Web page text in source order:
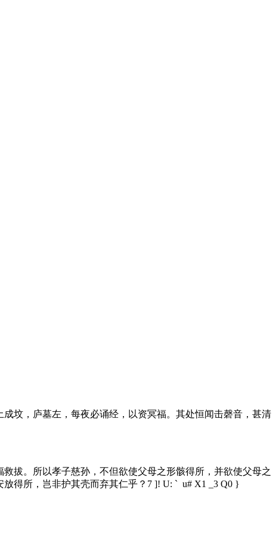
坟，庐墓左，每夜必诵经，以资冥福。其处恒闻击磬音，甚清
拔。所以孝子慈孙，不但欲使父母之形骸得所，并欲使父母之
得所，岂非护其壳而弃其仁乎？ 7 ]! U: ` u# X1 _3 Q0 }